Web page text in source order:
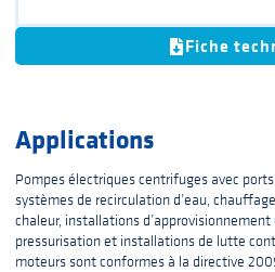
Fiche
Applications
Pompes électriques centrifuges avec
systèmes de recirculation d’eau,
chaleur, installations d’approvisionnement
pressurisation et installations de lutte
moteurs sont conformes à la directive